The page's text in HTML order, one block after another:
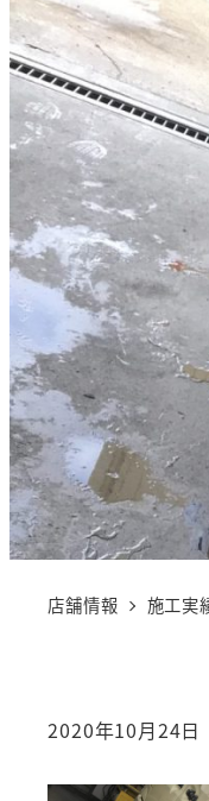
店舗情報 施工実
2020年10月24日